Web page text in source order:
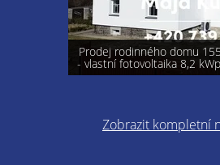
Prodej rodinného domu
- vlastní fotovoltaika 8,2
Zobrazit kompletní